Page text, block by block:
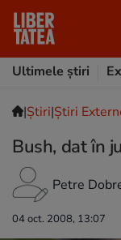
Ultimele știri
|Ştiri|Știri
Bush, dat în
Petre
04 oct. 2008, 13:07